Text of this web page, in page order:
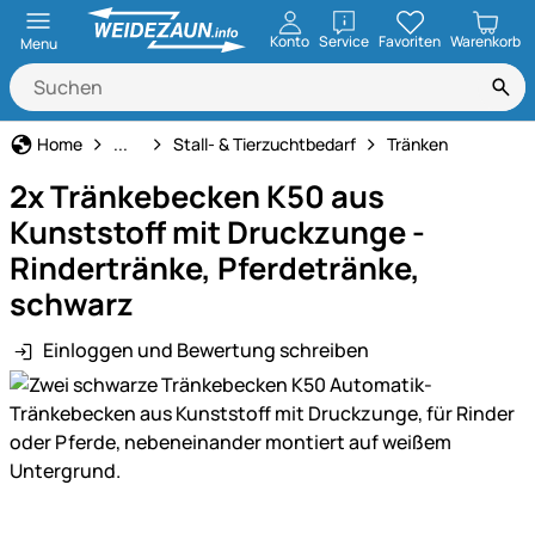
Menu Konto ServiceöffnenFavoriten Warenkorb
Home Haus und Hof
... Stall- & Tierzuchtbedarf Tränken
2x Tränkebecken K50 aus
Kunststoff mit Druckzunge -
Rindertränke, Pferdetränke,
schwarz
Einloggen und Bewertung schreiben
Produktgalerie